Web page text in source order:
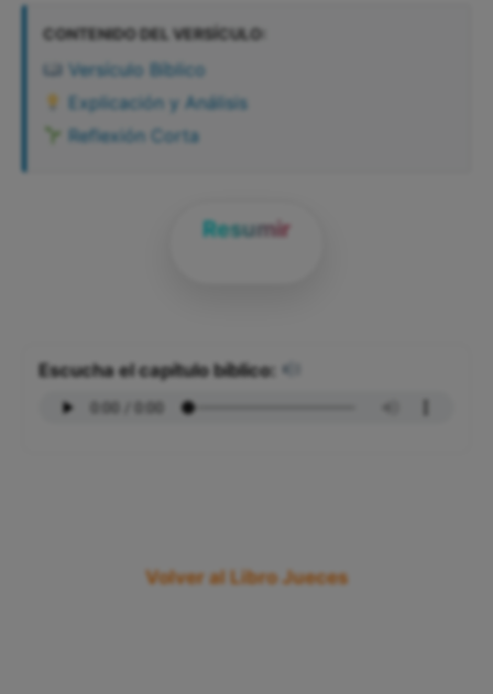
CONTENIDO DEL VERSÍCULO:
Versículo Bíblico
Explicación y Análisis
Reflexión Corta
Resumir
Escucha el capítulo bíblico:
Volver al Libro Jueces